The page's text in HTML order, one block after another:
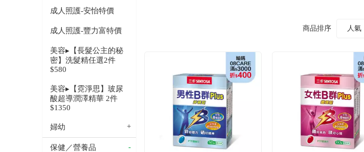
成人照護-安怡特價
成人照護-豐力富特價
美容▸【長髮公主的秘
密】洗髮精任選2件
$580
美容▸【霓淨思】玻尿
酸超導潤澤精華 2件
$1350
婦幼
保健／營養品
商品排序 人氣